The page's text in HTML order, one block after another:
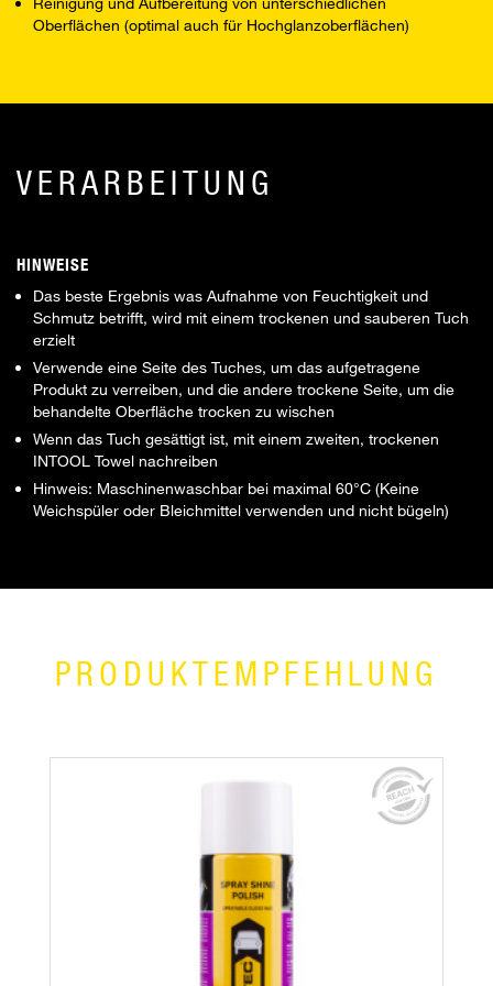
Oberflächen (optimal auch für Hochglanzoberflächen)
VERARBEITUNG
HINWEISE
Das beste Ergebnis was Aufnahme von Feuchtigkeit und
Schmutz betrifft, wird mit einem trockenen und sauberen Tuch
erzielt
Verwende eine Seite des Tuches, um das aufgetragene
Produkt zu verreiben, und die andere trockene Seite, um die
behandelte Oberfläche trocken zu wischen
Wenn das Tuch gesättigt ist, mit einem zweiten, trockenen
INTOOL Towel nachreiben
Hinweis: Maschinenwaschbar bei maximal 60°C (Keine
Weichspüler oder Bleichmittel verwenden und nicht bügeln)
PRODUKTEMPFEHLUNG